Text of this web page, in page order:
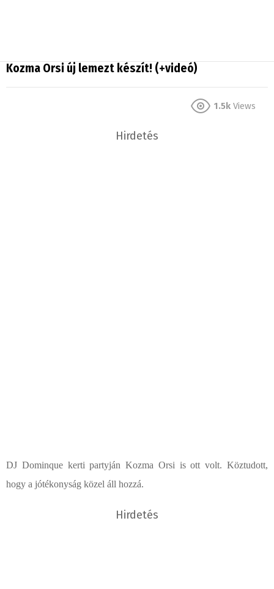
Kozma Orsi új lemezt készít! (+videó)
1.5k Views
Hirdetés
DJ Dominque kerti partyján Kozma Orsi is ott volt. Köztudott,
hogy a jótékonyság közel áll hozzá.
Hirdetés